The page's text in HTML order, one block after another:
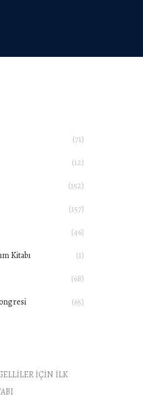
(71)
(12)
(152)
(157)
(46)
Kitabı
(1)
(68)
(65)
İÇİN İLK